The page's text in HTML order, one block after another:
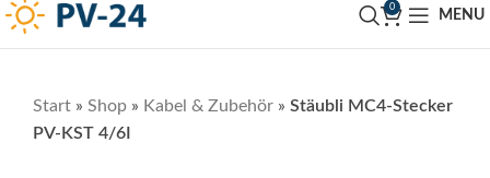
0
MENU
Start » Shop » Kabel & Zubehör » Stäubli MC4-Stecker
PV-KST 4/6I